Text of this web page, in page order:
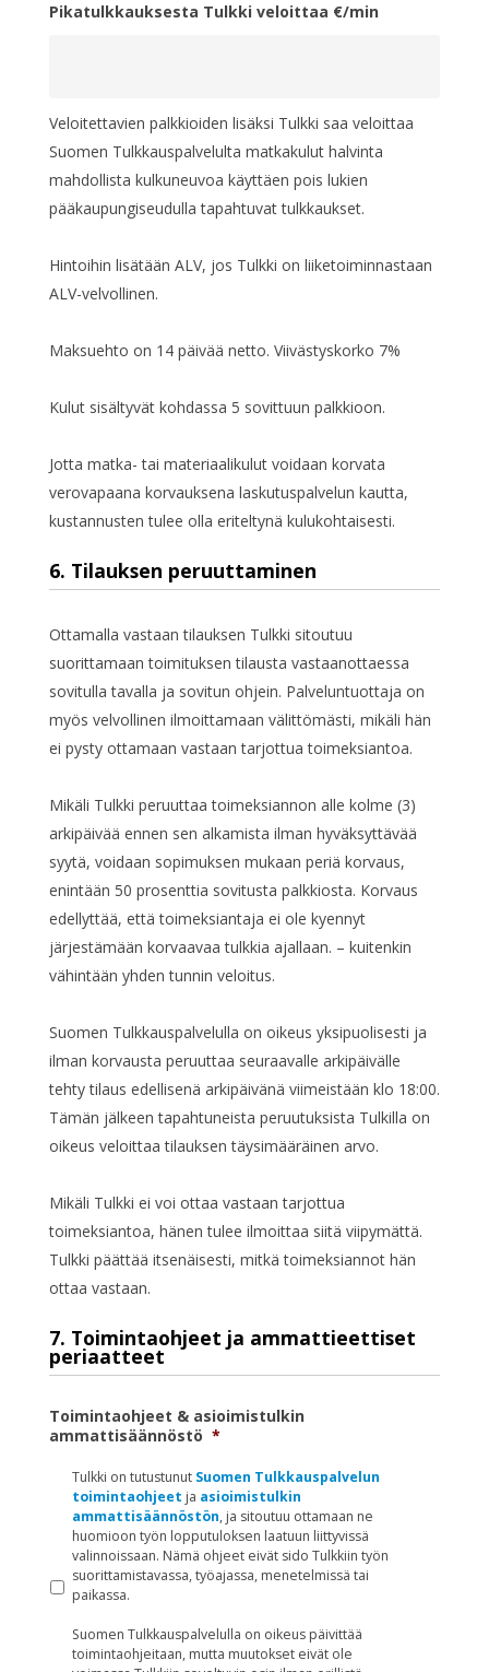
Pikatulkkauksesta Tulkki veloittaa €/min
Veloitettavien palkkioiden lisäksi Tulkki saa veloittaa
Suomen Tulkkauspalvelulta matkakulut halvinta
mahdollista kulkuneuvoa käyttäen pois lukien
pääkaupungiseudulla tapahtuvat tulkkaukset.
Hintoihin lisätään ALV, jos Tulkki on liiketoiminnastaan
ALV-velvollinen.
Maksuehto on 14 päivää netto. Viivästyskorko 7%
Kulut sisältyvät kohdassa 5 sovittuun palkkioon.
Jotta matka- tai materiaalikulut voidaan korvata
verovapaana korvauksena laskutuspalvelun kautta,
kustannusten tulee olla eriteltynä kulukohtaisesti.
6. Tilauksen peruuttaminen
Ottamalla vastaan tilauksen Tulkki sitoutuu
suorittamaan toimituksen tilausta vastaanottaessa
sovitulla tavalla ja sovitun ohjein. Palveluntuottaja on
myös velvollinen ilmoittamaan välittömästi, mikäli hän
ei pysty ottamaan vastaan tarjottua toimeksiantoa.
Mikäli Tulkki peruuttaa toimeksiannon alle kolme (3)
arkipäivää ennen sen alkamista ilman hyväksyttävää
syytä, voidaan sopimuksen mukaan periä korvaus,
enintään 50 prosenttia sovitusta palkkiosta. Korvaus
edellyttää, että toimeksiantaja ei ole kyennyt
järjestämään korvaavaa tulkkia ajallaan. – kuitenkin
vähintään yhden tunnin veloitus.
Suomen Tulkkauspalvelulla on oikeus yksipuolisesti ja
ilman korvausta peruuttaa seuraavalle arkipäivälle
tehty tilaus edellisenä arkipäivänä viimeistään klo 18:00.
Tämän jälkeen tapahtuneista peruutuksista Tulkilla on
oikeus veloittaa tilauksen täysimääräinen arvo.
Mikäli Tulkki ei voi ottaa vastaan tarjottua
toimeksiantoa, hänen tulee ilmoittaa siitä viipymättä.
Tulkki päättää itsenäisesti, mitkä toimeksiannot hän
ottaa vastaan.
7. Toimintaohjeet ja ammattieettiset
periaatteet
Toimintaohjeet & asioimistulkin
ammattisäännöstö *
Tulkki on tutustunut Suomen Tulkkauspalvelun
toimintaohjeet ja asioimistulkin
ammattisäännöstön, ja sitoutuu ottamaan ne
huomioon työn lopputuloksen laatuun liittyvissä
valinnoissaan. Nämä ohjeet eivät sido Tulkkiin työn
suorittamistavassa, työajassa, menetelmissä tai
paikassa.
Suomen Tulkkauspalvelulla on oikeus päivittää
toimintaohjeitaan, mutta muutokset eivät ole